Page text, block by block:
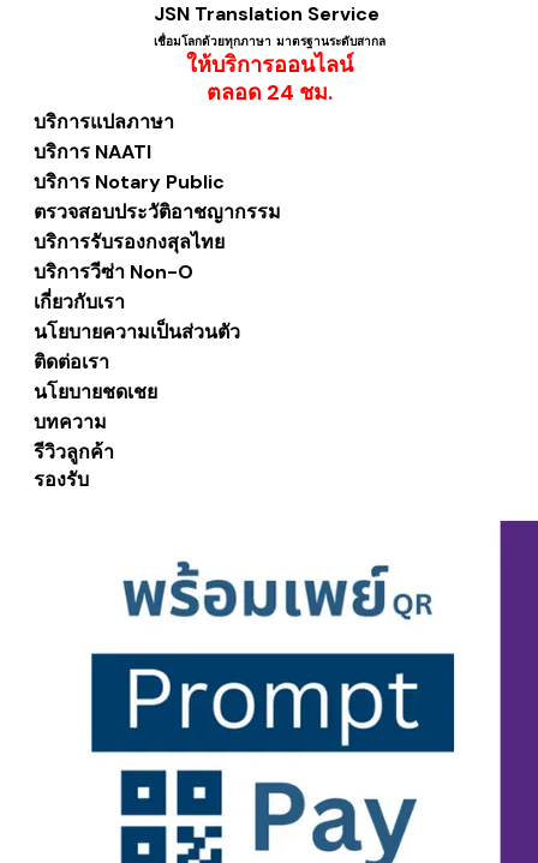
JSN Translation Service
เชื่อมโลกด้วยทุกภาษา ​มาตรฐานระดับสากล
ให้บริการออนไลน์
​ตลอด 24 ชม.
บริการแปลภาษา
บริการ NAATI
บริการ Notary Public
ตรวจสอบประวัติอาชญากรรม
บริการรับรองกงสุลไทย
บริการวีซ่า Non-O
เกี่ยวกับเรา
นโยบายความเป็นส่วนตัว
ติดต่อเรา
นโยบายชดเชย
บทความ
รีวิวลูกค้า
รองรับ